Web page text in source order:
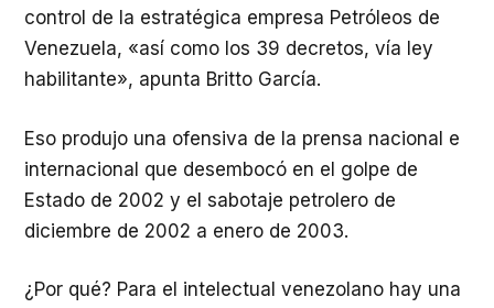
control de la estratégica empresa Petróleos de
Venezuela, «así como los 39 decretos, vía ley
habilitante», apunta Britto García.
Eso produjo una ofensiva de la prensa nacional e
internacional que desembocó en el golpe de
Estado de 2002 y el sabotaje petrolero de
diciembre de 2002 a enero de 2003.
¿Por qué? Para el intelectual venezolano hay una